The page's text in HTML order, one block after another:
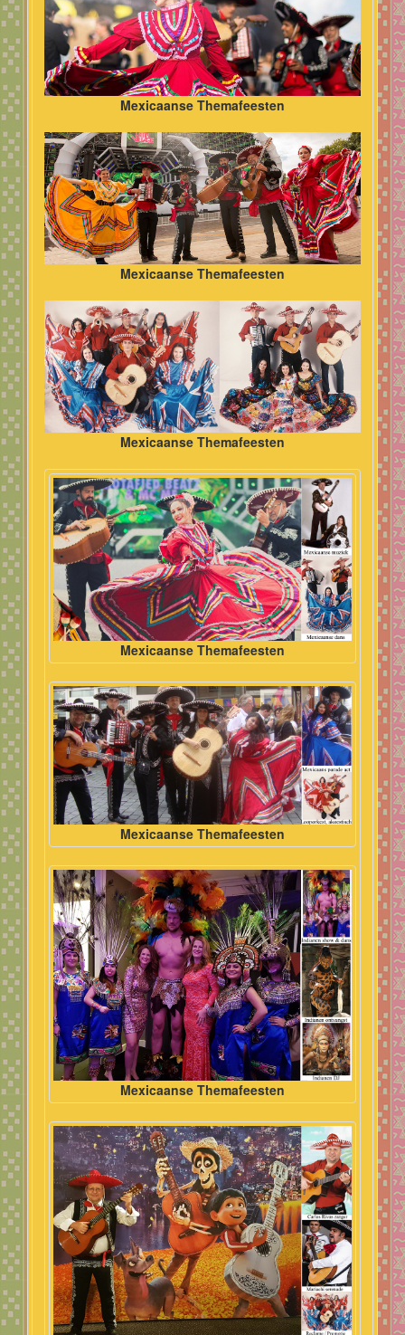
Mexicaanse Themafeesten
Mexicaanse Themafeesten
Mexicaanse Themafeesten
Mexicaanse Themafeesten
Mexicaanse Themafeesten
Mexicaanse Themafeesten